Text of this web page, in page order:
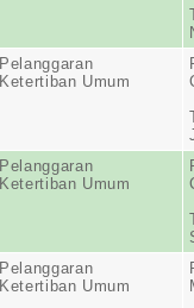
Pelanggaran
Ketertiban Umum
Pelanggaran
Ketertiban Umum
Pelanggaran
Ketertiban Umum